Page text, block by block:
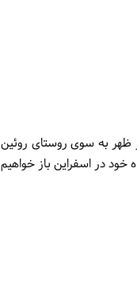
ظهر به سوی روستای روئین
در اسفراین باز خواهیم